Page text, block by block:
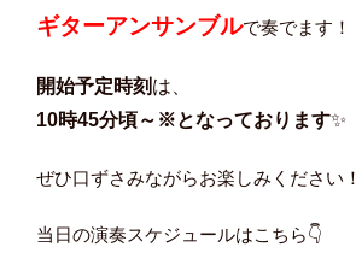
ギターアンサンブルで奏でます！
開始予定時刻 は、
10時45分頃～※となっております✨
ぜひ口ずさみながらお楽しみください！
当日の演奏スケジュールはこちら👇